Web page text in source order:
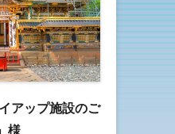
アップ施設のご
様